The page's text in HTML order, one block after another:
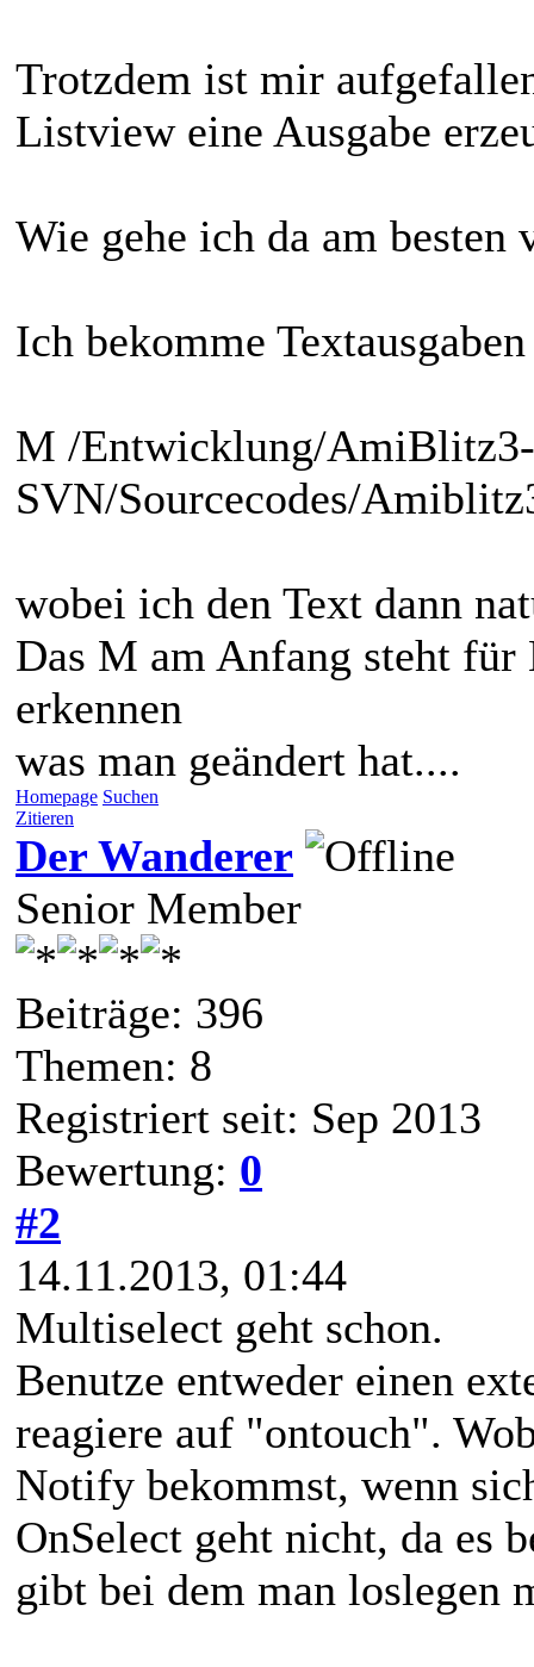
Trotzdem ist mir
Listview eine Ausgabe
Wie gehe ich da am besten
Ich bekomme
M /Entwicklung/AmiBlitz3-
SVN/Sourcecodes/
wobei ich den Text dann
Das M am Anfang steht
erkennen
was man geändert hat....
Homepage Suchen
Zitieren
Der Wanderer
Senior Member
Beiträge: 396
Themen: 8
Registriert seit: Sep 2013
Bewertung: 0
#2
14.11.2013, 01:44
Multiselect geht schon.
Benutze entweder einen
reagiere auf "ontouch".
Notify bekommst, wenn
OnSelect geht nicht, da es
gibt bei dem man loslegen